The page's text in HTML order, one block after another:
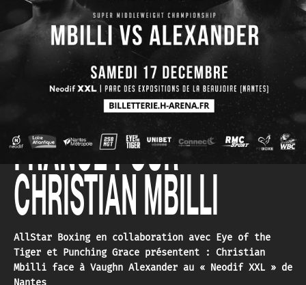
CARTE DES COMBATS
GRAND RETOUR EN
FRANCE POUR
CHRISTIAN MBILLI
AllStar Boxing en collaboration avec Eye of the
Tiger et Punching Grace présentent : Christian
Mbilli face à Vaughn Alexander au « Neodif XXL » de